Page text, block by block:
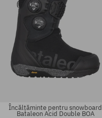
Încălțăminte pentru snowboard
Bataleon Acid Double BOA